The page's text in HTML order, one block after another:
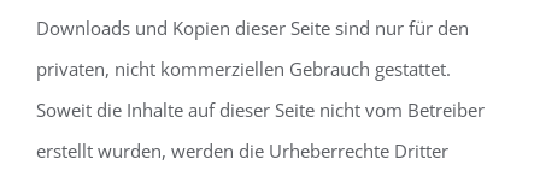
Downloads und Kopien dieser Seite sind nur für den
privaten, nicht kommerziellen Gebrauch gestattet.
Soweit die Inhalte auf dieser Seite nicht vom Betreiber
erstellt wurden, werden die Urheberrechte Dritter